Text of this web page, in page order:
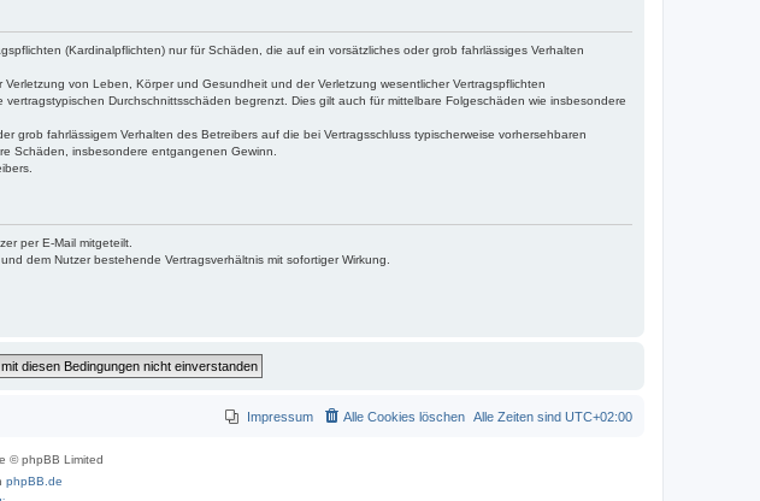
(Kardinalpflichten) nur für Schäden, die auf ein vorsätzliches oder grob fahrlässiges Verhalten
von Leben, Körper und Gesundheit und der Verletzung wesentlicher Vertragspflichten
Durchschnittsschäden begrenzt. Dies gilt auch für mittelbare Folgeschäden wie insbesondere
fahrlässigem Verhalten des Betreibers auf die bei Vertragsschluss typischerweise vorhersehbaren
Schäden, insbesondere entgangenen Gewinn.
per E-Mail mitgeteilt.
dem Nutzer bestehende Vertragsverhältnis mit sofortiger Wirkung.
Alle Zeiten sind UTC+02:00
Alle Cookies löschen
Impressum
© phpBB Limited
phpBB.de